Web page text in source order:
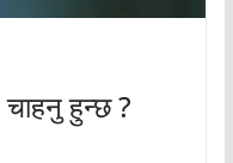
हुन्छ ?